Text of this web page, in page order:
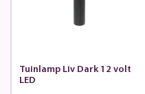
Tuinlamp Liv Dark 12 volt
LED